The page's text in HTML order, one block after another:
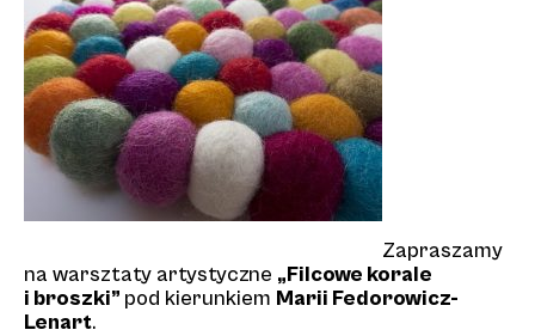
Zapraszamy
na warsztaty artystyczne „Filcowe korale
i broszki” pod kierunkiem Marii Fedorowicz-
Lenart.
naGoldoniego